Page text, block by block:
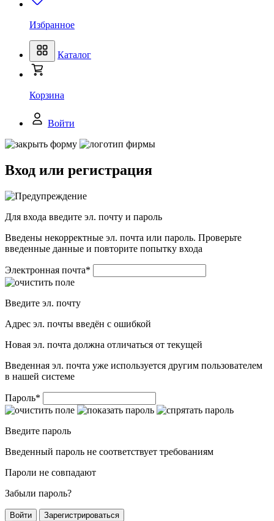
Избранное
Каталог
Корзина
Войти
Вход или регистрация
Для входа введите эл. почту и пароль
Введены некорректные эл. почта или пароль. Проверьте
введенные данные и повторите попытку входа
Электронная почта*
Введите эл. почту
Адрес эл. почты введён с ошибкой
Новая эл. почта должна отличаться от текущей
Введенная эл. почта уже используется другим пользователем
в нашей системе
Пароль*
Введите пароль
Введенный пароль не соответствует требованиям
Пароли не совпадают
Забыли пароль?
Войти Зарегистрироваться